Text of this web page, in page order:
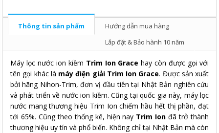
Thông tin sản phẩm
Hướng dẫn mua hàng
Lắp đặt & Bảo hành 10 năm
Máy lọc nước ion kiềm Trim Ion Grace hay còn được gọi với
tên gọi khác là máy điện giải Trim Ion Grace. Được sản xuất
bởi hãng Nihon-Trim, đơn vị đầu tiên tại Nhật Bản nghiên cứu
và phát triển về nước ion kiềm. Cũng tại quốc gia này, máy lọc
nước mang thương hiệu Trim Ion chiếm hầu hết thị phần, đạt
tới 65%. Cũng theo thống kê, hiện nay Trim Ion đã trở thành
thương hiệu uy tín và phổ biến. Không chỉ tại Nhật Bản mà còn